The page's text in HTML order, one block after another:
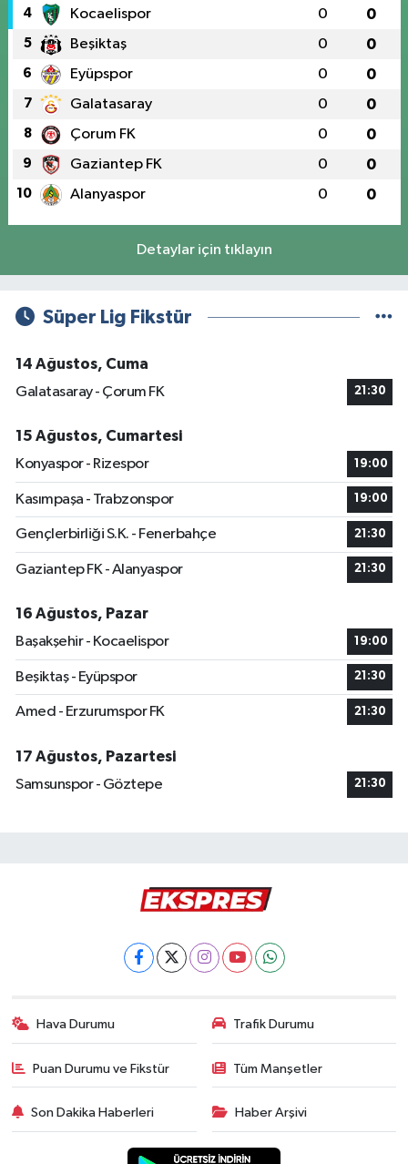
4 Kocaelispor 0 0
5 Beşiktaş 0 0
6 Eyüpspor 0 0
7 Galatasaray 0 0
8 Çorum FK 0 0
9 Gaziantep FK 0 0
10 Alanyaspor 0 0
Detaylar için tıklayın
Süper Lig Fikstür
14 Ağustos, Cuma
Galatasaray - Çorum FK
21:30
15 Ağustos, Cumartesi
Konyaspor - Rizespor
19:00
Kasımpaşa - Trabzonspor 19:00
Gençlerbirliği S.K. - Fenerbahçe 21:30
Gaziantep FK - Alanyaspor 21:30
16 Ağustos, Pazar
Başakşehir - Kocaelispor
19:00
Beşiktaş - Eyüpspor 21:30
Amed - Erzurumspor FK 21:30
17 Ağustos, Pazartesi
Samsunspor - Göztepe
21:30
Hava Durumu Trafik Durumu
Puan Durumu ve Fikstür Tüm Manşetler
Son Dakika Haberleri Haber Arşivi